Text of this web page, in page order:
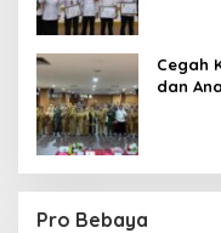
Cegah
dan
Pro Bebaya